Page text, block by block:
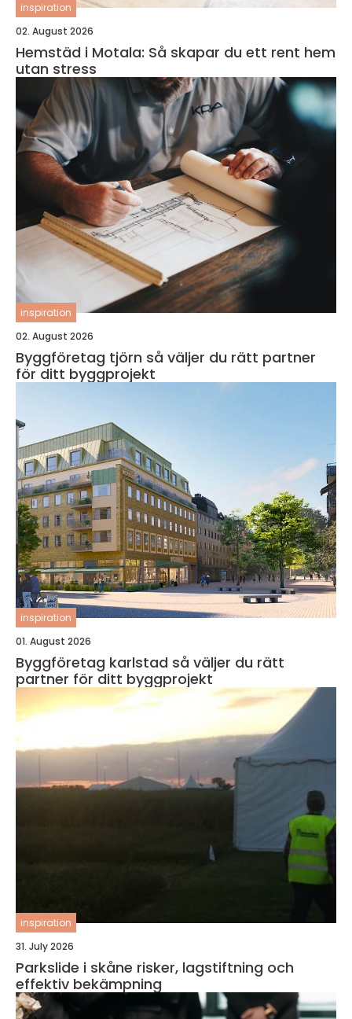
inspiration
02. August 2026
Hemstäd i Motala: Så skapar du ett rent hem
utan stress
inspiration
02. August 2026
Byggföretag tjörn så väljer du rätt partner
för ditt byggprojekt
inspiration
01. August 2026
Byggföretag karlstad så väljer du rätt
partner för ditt byggprojekt
inspiration
31. July 2026
Parkslide i skåne risker, lagstiftning och
effektiv bekämpning